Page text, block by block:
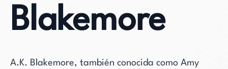
Blakemore
A.K. Blakemore, también conocida como Amy